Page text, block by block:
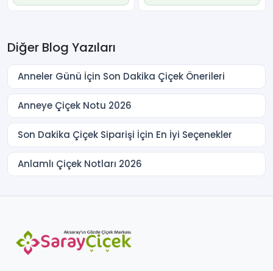
Diğer Blog Yazıları
Anneler Günü İçin Son Dakika Çiçek Önerileri
Anneye Çiçek Notu 2026
Son Dakika Çiçek Siparişi İçin En İyi Seçenekler
Anlamlı Çiçek Notları 2026